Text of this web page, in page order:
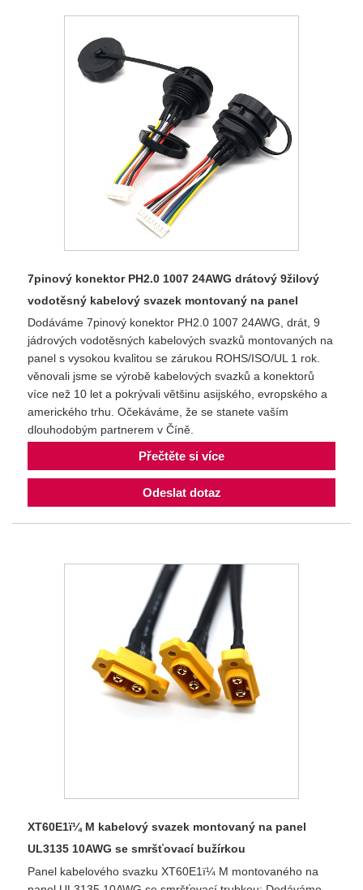
7pinový konektor PH2.0 1007 24AWG drátový 9žilový
vodotěsný kabelový svazek montovaný na panel
Dodáváme 7pinový konektor PH2.0 1007 24AWG, drát, 9
jádrových vodotěsných kabelových svazků montovaných na
panel s vysokou kvalitou se zárukou ROHS/ISO/UL 1 rok.
věnovali jsme se výrobě kabelových svazků a konektorů
více než 10 let a pokrývali většinu asijského, evropského a
amerického trhu. Očekáváme, že se stanete vaším
dlouhodobým partnerem v Číně.
Přečtěte si více
Odeslat dotaz
XT60E1ï¼ M kabelový svazek montovaný na panel
UL3135 10AWG se smršťovací bužírkou
Panel kabelového svazku XT60E1ï¼ M montovaného na